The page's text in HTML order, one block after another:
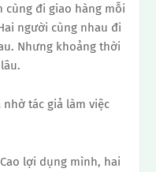
cùng đi giao hàng mỗi
người cùng nhau đi
Nhưng khoảng thời
nhờ tác giả làm việc
lợi dụng mình, hai